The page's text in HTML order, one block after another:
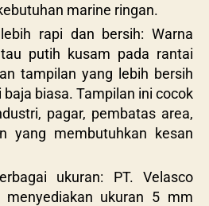
marine ringan.
rapi dan bersih: Warna
putih kusam pada rantai
tampilan yang lebih bersih
biasa. Tampilan ini cocok
pagar, pembatas area,
yang membutuhkan kesan
ukuran: PT. Velasco
menyediakan ukuran 5 mm